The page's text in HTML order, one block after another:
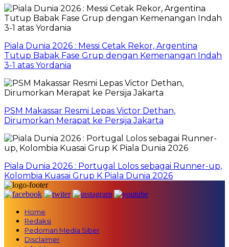
Piala Dunia 2026 : Messi Cetak Rekor, Argentina
Tutup Babak Fase Grup dengan Kemenangan Indah
3-1 atas Yordania
PSM Makassar Resmi Lepas Victor Dethan,
Dirumorkan Merapat ke Persija Jakarta
Piala Dunia 2026 : Portugal Lolos sebagai Runner-up,
Kolombia Kuasai Grup K Piala Dunia 2026
Home
Redaksi
Pedoman Media Siber
Disclaimer